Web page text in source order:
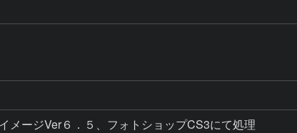
メージVer６．５、フォトショップCS3にて処理